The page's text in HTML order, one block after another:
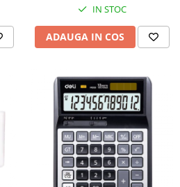
IN STOC
ADAUGA IN COS